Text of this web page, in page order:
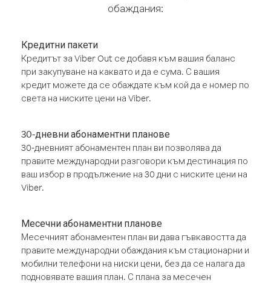
обаждания:
Кредитни пакети
Кредитът за Viber Out се добавя към вашия баланс
при закупуване на каквато и да е сума. С вашия
кредит можете да се обаждате към кой да е номер по
света на ниските цени на Viber.
30-дневни абонаментни планове
30-дневният абонаментен план ви позволява да
правите международни разговори към дестинация по
ваш избор в продължение на 30 дни с ниските цени на
Viber.
Месечни абонаментни планове
Месечният абонаментен план ви дава гъвкавостта да
правите международни обаждания към стационарни и
мобилни телефони на ниски цени, без да се налага да
подновявате вашия план. С плана за месечен